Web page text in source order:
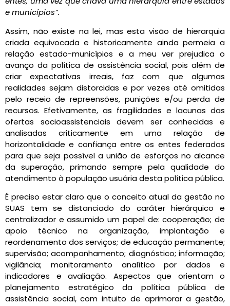
e municípios”.
Assim, não existe na lei, mas esta visão de hierarquia
criada equivocada e historicamente ainda permeia a
relação estado-municípios e a meu ver prejudica o
avanço da política de assistência social, pois além de
criar expectativas irreais, faz com que algumas
realidades sejam distorcidas e por vezes até omitidas
pelo receio de repreensões, punições e/ou perda de
recursos. Efetivamente, as fragilidades e lacunas das
ofertas socioassistenciais devem ser conhecidas e
analisadas criticamente em uma relação de
horizontalidade e confiança entre os entes federados
para que seja possível a união de esforços no alcance
da superação, primando sempre pela qualidade do
atendimento à população usuária desta política pública.
É preciso estar claro que o conceito atual da gestão no
SUAS tem se distanciado do caráter hierárquico e
centralizador e assumido um papel de: cooperação; de
apoio técnico na organização, implantação e
reordenamento dos serviços; de educação permanente;
supervisão; acompanhamento; diagnóstico; informação;
vigilância; monitoramento analítico por dados e
indicadores e avaliação. Aspectos que orientam o
planejamento estratégico da política pública de
assistência social, com intuito de aprimorar a gestão,